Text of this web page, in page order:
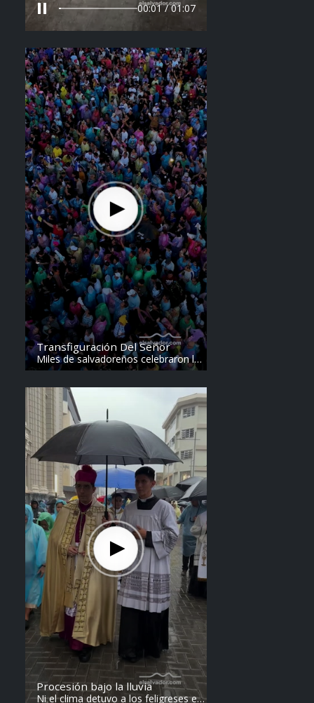
Divino Salvador del Mundo.
Steven Anzora
00:04 / 01:07
Transfiguración Del Señor
Miles de salvadoreños celebraron la
Transfiguración del Divino Salvador
Steven Anzora
Procesión bajo la lluvia
Ni el clima detuvo a los feligreses en